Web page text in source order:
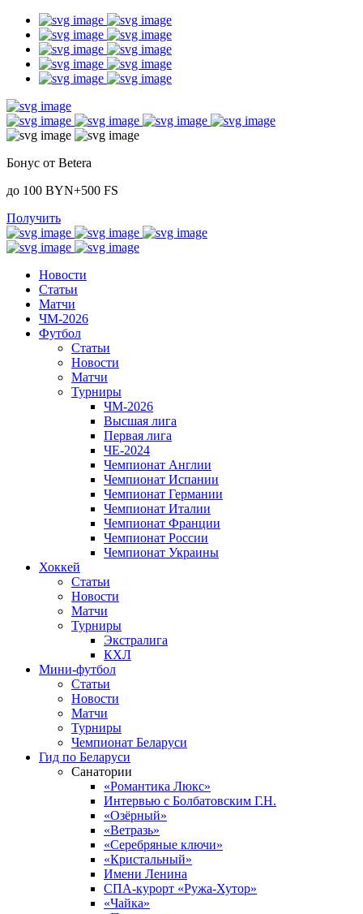
Бонус от Betera
до 100 BYN+500 FS
Получить
Новости
Статьи
Матчи
ЧМ-2026
Футбол
Статьи
Новости
Матчи
Турниры
ЧМ-2026
Высшая лига
Первая лига
ЧЕ-2024
Чемпионат Англии
Чемпионат Испании
Чемпионат Германии
Чемпионат Италии
Чемпионат Франции
Чемпионат России
Чемпионат Украины
Хоккей
Статьи
Новости
Матчи
Турниры
Экстралига
КХЛ
Мини-футбол
Статьи
Новости
Матчи
Турниры
Чемпионат Беларуси
Гид по Беларуси
Санатории
«Романтика Люкс»
Интервью с Болбатовским Г.Н.
«Озёрный»
«Ветразь»
«Серебряные ключи»
«Кристальный»
Имени Ленина
СПА-курорт «Ружа-Хутор»
«Чайка»